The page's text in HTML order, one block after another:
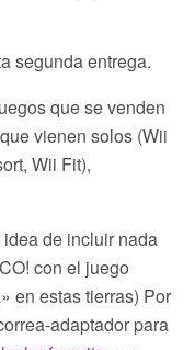
segunda entrega.
que se venden
vienen solos (Wii
Wii Fit),
de incluir nada
con el juego
en estas tierras) Por
adaptador para